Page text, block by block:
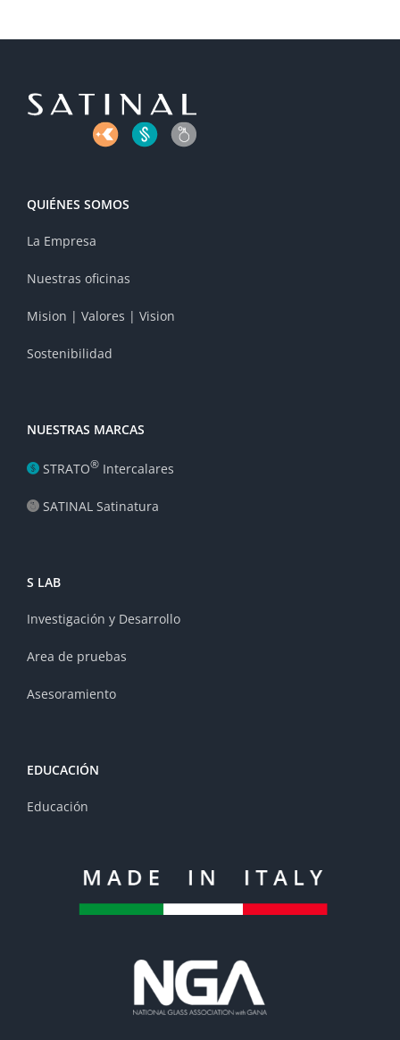
QUIÉNES SOMOS
La Empresa
Nuestras oficinas
Mision | Valores | Vision
Sostenibilidad
NUESTRAS MARCAS
STRATO® Intercalares
SATINAL Satinatura
S LAB
Investigación y Desarrollo
Area de pruebas
Asesoramiento
EDUCACIÓN
Educación